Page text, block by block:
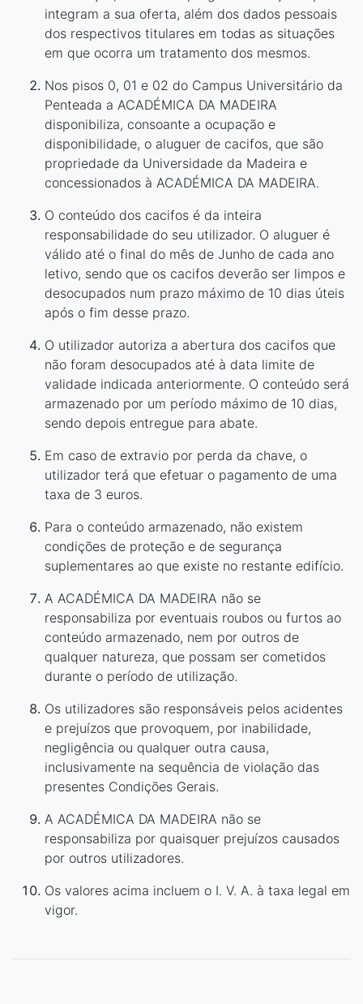
integram a sua oferta, além dos dados pessoais
dos respectivos titulares em todas as situações
em que ocorra um tratamento dos mesmos.
Nos pisos 0, 01 e 02 do Campus Universitário da
Penteada a ACADÉMICA DA MADEIRA
disponibiliza, consoante a ocupação e
disponibilidade, o aluguer de cacifos, que são
propriedade da Universidade da Madeira e
concessionados à ACADÉMICA DA MADEIRA.
O conteúdo dos cacifos é da inteira
responsabilidade do seu utilizador. O aluguer é
válido até o final do mês de Junho de cada ano
letivo, sendo que os cacifos deverão ser limpos e
desocupados num prazo máximo de 10 dias úteis
após o fim desse prazo.
O utilizador autoriza a abertura dos cacifos que
não foram desocupados até à data limite de
validade indicada anteriormente. O conteúdo será
armazenado por um período máximo de 10 dias,
sendo depois entregue para abate.
Em caso de extravio por perda da chave, o
utilizador terá que efetuar o pagamento de uma
taxa de 3 euros.
Para o conteúdo armazenado, não existem
condições de proteção e de segurança
suplementares ao que existe no restante edifício.
A ACADÉMICA DA MADEIRA não se
responsabiliza por eventuais roubos ou furtos ao
conteúdo armazenado, nem por outros de
qualquer natureza, que possam ser cometidos
durante o período de utilização.
Os utilizadores são responsáveis pelos acidentes
e prejuízos que provoquem, por inabilidade,
negligência ou qualquer outra causa,
inclusivamente na sequência de violação das
presentes Condições Gerais.
A ACADÉMICA DA MADEIRA não se
responsabiliza por quaisquer prejuízos causados
por outros utilizadores.
Os valores acima incluem o I. V. A. à taxa legal em
vigor.